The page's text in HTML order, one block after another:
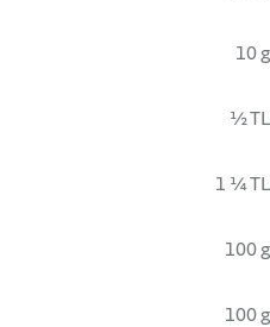
10 g
½ TL
1 ¼ TL
100 g
100 g